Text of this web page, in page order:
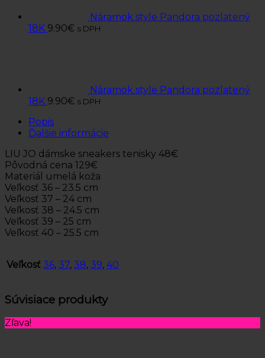
Náramok style Pandora pozlatený
18K 9.90€ s DPH
Náramok style Pandora pozlatený
18K 9.90€ s DPH
Popis
Ďalšie informácie
LIU JO dámske sneakers tenisky 48€
Pôvodná cena 129€
Materiál umelá koža
Veľkosť 36 – 23.5 cm
Veľkosť 37 – 24 cm
Veľkosť 38 – 24.5 cm
Veľkosť 39 – 25 cm
Veľkosť 40 – 25.5 cm
Veľkosť 36, 37, 38, 39, 40
Súvisiace produkty
Zľava!